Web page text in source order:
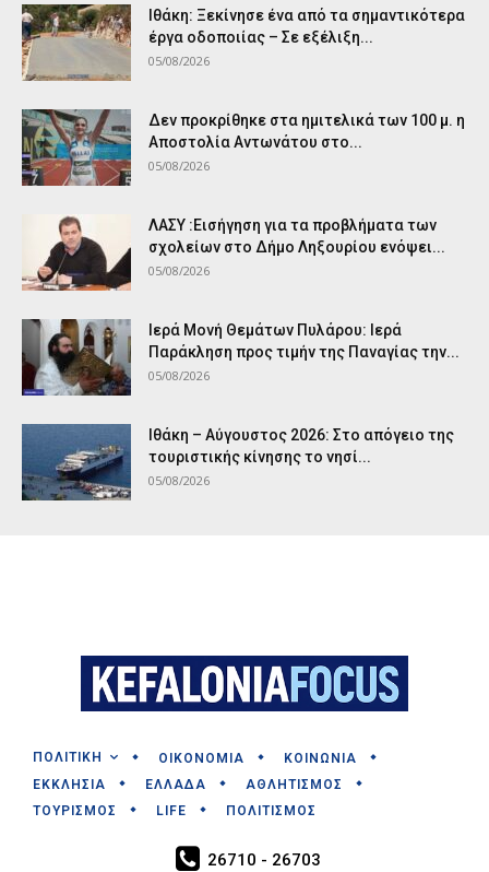
Ιθάκη: Ξεκίνησε ένα από τα σημαντικότερα
έργα οδοποιίας – Σε εξέλιξη...
05/08/2026
Δεν προκρίθηκε στα ημιτελικά των 100 μ. η
Αποστολία Αντωνάτου στο...
05/08/2026
ΛΑΣΥ :Εισήγηση για τα προβλήματα των
σχολείων στο Δήμο Ληξουρίου ενόψει...
05/08/2026
Ιερά Μονή Θεμάτων Πυλάρου: Ιερά
Παράκληση προς τιμήν της Παναγίας την...
05/08/2026
Ιθάκη – Αύγουστος 2026: Στο απόγειο της
τουριστικής κίνησης το νησί...
05/08/2026
ΠΟΛΙΤΙΚΗ ΟΙΚΟΝΟΜΙΑ
ΚΟΙΝΩΝΙΑ
ΕΚΚΛΗΣΙΑ
ΕΛΛΑΔΑ
ΑΘΛΗΤΙΣΜΟΣ
ΤΟΥΡΙΣΜΟΣ
LIFE ΠΟΛΙΤΙΣΜΟΣ
26710 - 26703